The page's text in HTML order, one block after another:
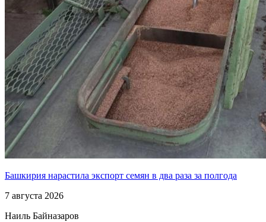
Башкирия нарастила экспорт семян в два раза за полгода
7 августа 2026
Наиль Байназаров